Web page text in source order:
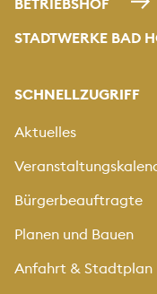
BETRIEBSHOF
STADTWERKE BAD
SCHNELLZUGRIFF
Aktuelles
Bürgerbeauftragte
Planen und Bauen
Anfahrt & Stadtplan